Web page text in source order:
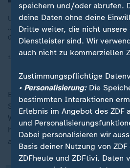
US-Notenbankchef Powell nennt die
Justizministeriums einen "Vorwand".
üben Kritik, Präsident Trump weist die
12.01.2026 | 0:54 min
Er soll im Zusammenhang mit
Sanierung von Gebäuden der
Washington vor dem Senat
haben, so der Vorwurf. Der Fed-
allerdings nur einen Vorwand:
„
speichern und/oder abrufen.
deine Daten ohne deine
Dritte weiter, die nicht unsere
Dienstleister sind. Wir
auch nicht zu kommerziellen
Zustimmungspflichtige
• Personalisierung:Die
bestimmten Interaktionen
Erlebnis im Angebot des ZDF
und
Dabei personalisieren wir
Basis deiner Nutzung von
ZDFheute und ZDFtivi. Daten